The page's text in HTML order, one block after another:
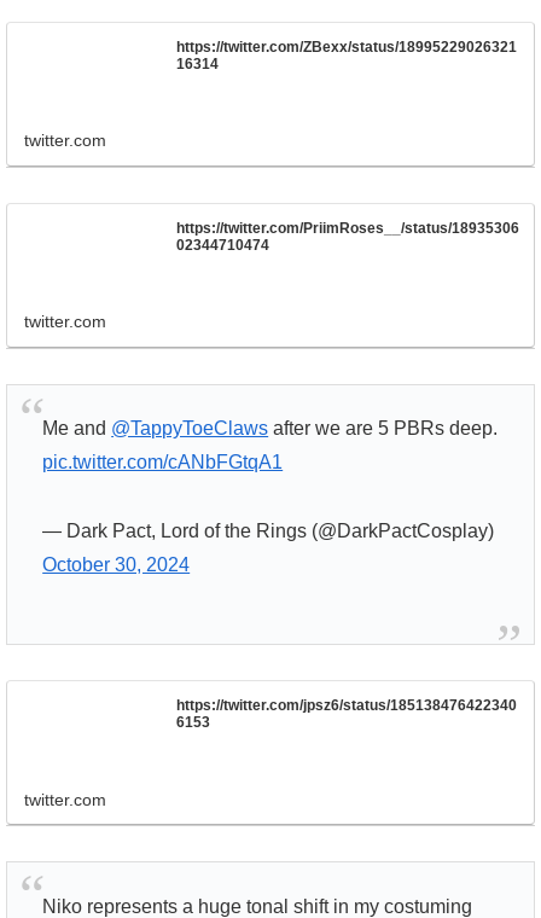
https://twitter.com/ZBexx/status/18995229026321
16314
twitter.com
https://twitter.com/PriimRoses__/status/18935306
02344710474
twitter.com
Me and @TappyToeClaws after we are 5 PBRs deep.
pic.twitter.com/cANbFGtqA1
— Dark Pact, Lord of the Rings (@DarkPactCosplay)
October 30, 2024
https://twitter.com/jpsz6/status/185138476422340
6153
twitter.com
Niko represents a huge tonal shift in my costuming